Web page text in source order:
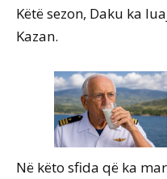
Këtë sezon, Daku ka
Kazan.
Në këto sfida që ka